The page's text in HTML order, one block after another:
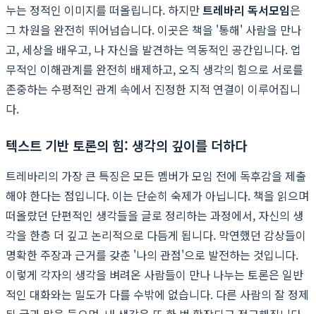
누는 정적인 이미지를 떠올립니다. 하지만트레바리 독서모임은
그 차원을 완전히 뛰어넘습니다. 이곳은 책을 '통해' 사람을 만나
고, 세상을 배우고, 나 자신을 발견하는 역동적인 공간입니다. 업
무적인 이해관계를 완전히 배제하고, 오직 생각의 힘으로 서로를
존중하는 수평적인 관계 속에서 진정한 지적 연결이 이루어집니
다.
텍스트 기반 토론의 힘: 생각의 깊이를 더하다
트레바리의 가장 큰 특징은 모든 멤버가 모임 전에 독후감을 제출
해야 한다는 점입니다. 이는 단순히 숙제가 아닙니다. 책을 읽으며
떠올랐던 단편적인 생각들을 글로 정리하는 과정에서, 자신의 생
각을 한층 더 깊고 논리적으로 다듬게 됩니다. 막연했던 감상들이
명확한 주장과 근거를 갖춘 '나의 관점'으로 발전하는 것입니다.
이렇게 각자의 생각을 벼려온 사람들이 만나 나누는 토론은 일반
적인 대화와는 밀도가 다를 수밖에 없습니다. 다른 사람의 잘 정제